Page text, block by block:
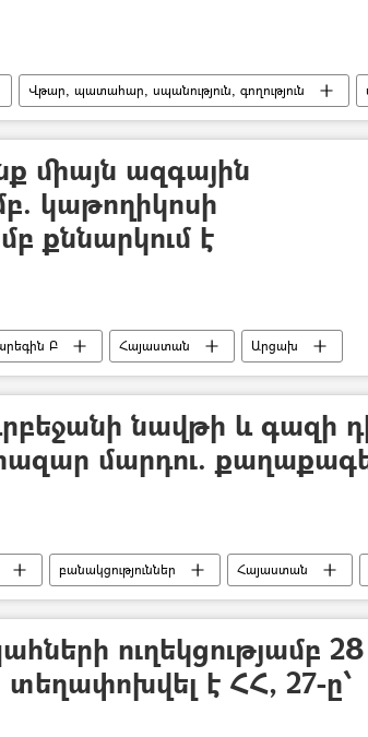
Վթար, պատահար, սպանություն, գողություն
դպրոց
միայն ազգային
կաթողիկոսի
քննարկում է
Բ Հայաստան
Արցախ
քննարկում «Գավիթ» հարթակ
նավթի և գազի
մարդու.
բանակցություններ Հայաստան
ուղեկցությամբ 28
է ՀՀ, 27-ը՝